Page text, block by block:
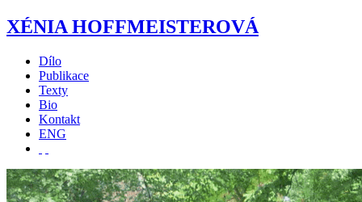
XÉNIA HOFFMEISTEROVÁ
Dílo
Publikace
Texty
Bio
Kontakt
ENG